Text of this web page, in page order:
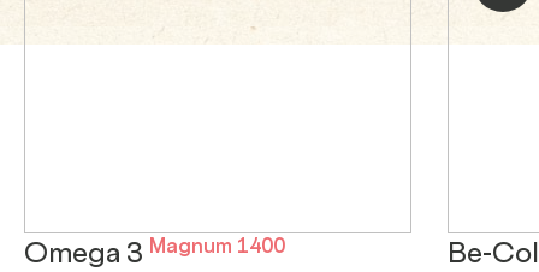
Omega 3 Magnum 1400 Be-